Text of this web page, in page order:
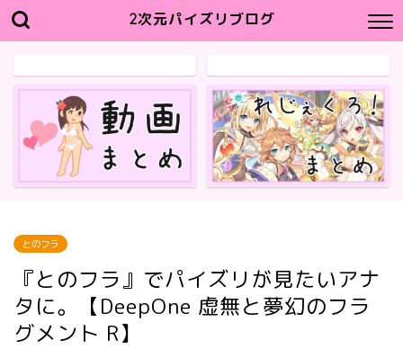
2次元パイズリブログ
とのフラ
『とのフラ』でパイズリが見たいアナ
タに。【DeepOne 虚無と夢幻のフラ
グメント R】